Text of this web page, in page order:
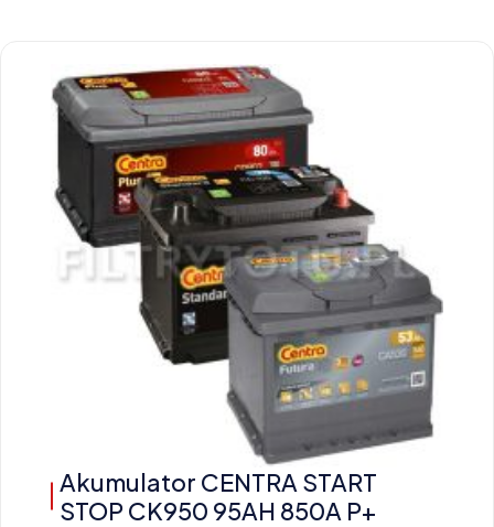
Akumulator CENTRA START
STOP CK950 95AH 850A P+